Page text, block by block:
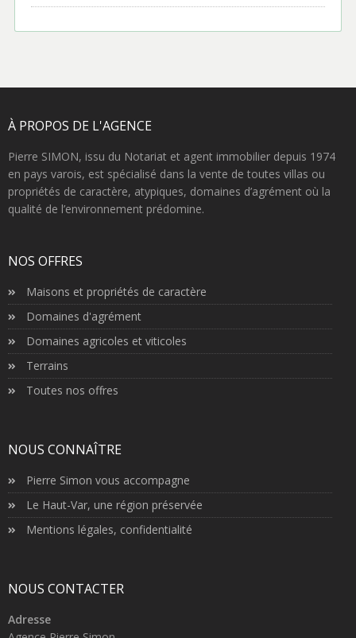
À PROPOS DE L'AGENCE
Pierre SIMON, issu du Notariat et agent immobilier depuis 1974
en pays varois, est spécialisé dans la vente de toutes villas ou
propriétés de caractère, atypiques, domaines d’agrément où la
qualité de l’environnement prédomine.
NOS OFFRES
Maisons et propriétés de caractère
Domaines d'agrément
Domaines agricoles et viticoles
Terrains
Toutes nos offres
NOUS CONNAÎTRE
Pierre Simon vous accompagne
Le Haut-Var, une région préservée
Mentions légales, confidentialité
NOUS CONTACTER
Adresse